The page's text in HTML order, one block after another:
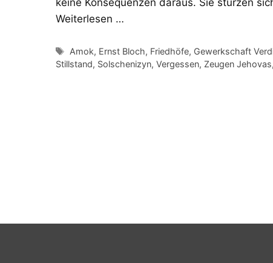
keine Konsequenzen daraus. Sie stürzen
Weiterlesen …
Schlagwörter
Amok, Ernst Bloch, Friedhöfe, Gewerkschaft
Stillstand, Solschenizyn, Vergessen, Zeugen Jehovas,